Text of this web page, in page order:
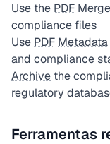
Use the PDF
compliance files
Use PDF Metadata
and compliance
Archive the
regulatory
Ferramentas